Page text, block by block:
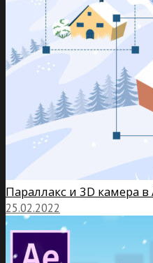
Параллакс и 3D камера
25.02.2022